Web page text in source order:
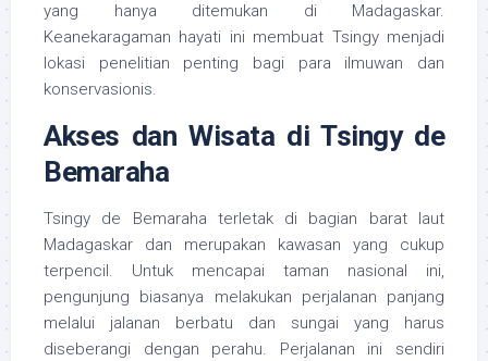
yang hanya ditemukan di Madagaskar.
Keanekaragaman hayati ini membuat Tsingy menjadi
lokasi penelitian penting bagi para ilmuwan dan
konservasionis.
Akses dan Wisata di Tsingy de
Bemaraha
Tsingy de Bemaraha terletak di bagian barat laut
Madagaskar dan merupakan kawasan yang cukup
terpencil. Untuk mencapai taman nasional ini,
pengunjung biasanya melakukan perjalanan panjang
melalui jalanan berbatu dan sungai yang harus
diseberangi dengan perahu. Perjalanan ini sendiri